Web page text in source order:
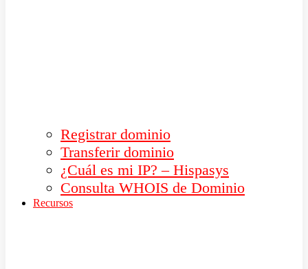
Registrar dominio
Transferir dominio
¿Cuál es mi IP? – Hispasys
Consulta WHOIS de Dominio
Recursos